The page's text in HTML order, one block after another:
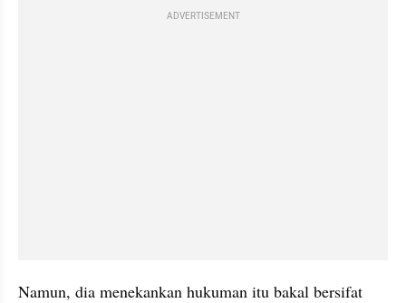
ADVERTISEMENT
Namun, dia menekankan hukuman itu bakal bersifat